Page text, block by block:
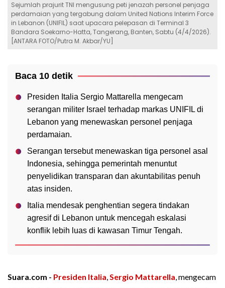
Sejumlah prajurit TNI mengusung peti jenazah personel penjaga
perdamaian yang tergabung dalam United Nations Interim Force
in Lebanon (UNIFIL) saat upacara pelepasan di Terminal 3
Bandara Soekarno-Hatta, Tangerang, Banten, Sabtu (4/4/2026).
[ANTARA FOTO/Putra M. Akbar/YU]
Baca 10 detik
Presiden Italia Sergio Mattarella mengecam
serangan militer Israel terhadap markas UNIFIL di
Lebanon yang menewaskan personel penjaga
perdamaian.
Serangan tersebut menewaskan tiga personel asal
Indonesia, sehingga pemerintah menuntut
penyelidikan transparan dan akuntabilitas penuh
atas insiden.
Italia mendesak penghentian segera tindakan
agresif di Lebanon untuk mencegah eskalasi
konflik lebih luas di kawasan Timur Tengah.
Suara.com - Presiden Italia,Sergio Mattarella, mengecam